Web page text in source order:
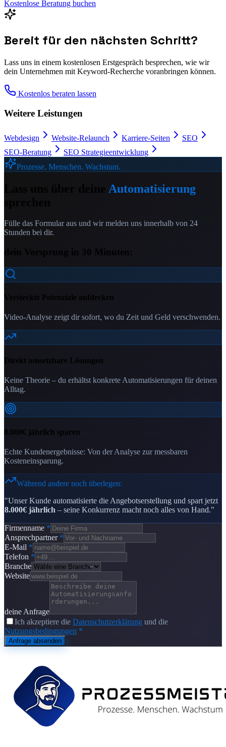
Kostenlose Beratung buchen
Bereit für den nächsten Schritt?
Lass uns in einem kostenlosen Erstgespräch besprechen, wie wir
dein Unternehmen mit Keyword-Recherche voranbringen können.
Kostenlos beraten lassen
Weitere Leistungen
Webdesign Website-Relaunch Karriere-Seiten
SEO
SEO-Beratung
SEO Strategieentwicklung
Prozesse. Menschen. Wachstum.
Automatisierung
Fülle das Formular aus und wir melden uns innerhalb von 24
Stunden bei dir.
dein Vorsprung in 30 Minuten:
Versteckte Potenziale aufdecken
Video-Analyse zeigt dir sofort, wo du Zeit und Geld verschwenden.
Direkt umsetzbare Lösungen
Keine Theorie – du erhältst konkrete Automatisierungen für deinen
Alltag.
8.000€ jährlich sparen
Echte Kundenergebnisse: Von der Analyse zur messbaren
Kosteneinsparung.
Während andere noch überlegen:
"Unser Kunde automatisierte die Angebotserstellung und spart jetzt
8.000€ jährlich – seine Konkurrenz macht noch alles von Hand."
Firmenname *
Ansprechpartner *
E-Mail *
Telefon *
Branche
Website
deine Anfrage
Ich akzeptiere die Datenschutzerklärung und die
Nutzungsbedingungen *
Anfrage absenden